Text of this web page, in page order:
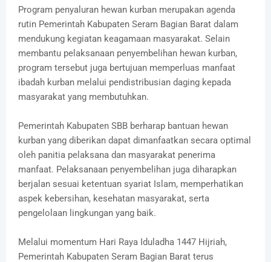
Program penyaluran hewan kurban merupakan agenda
rutin Pemerintah Kabupaten Seram Bagian Barat dalam
mendukung kegiatan keagamaan masyarakat. Selain
membantu pelaksanaan penyembelihan hewan kurban,
program tersebut juga bertujuan memperluas manfaat
ibadah kurban melalui pendistribusian daging kepada
masyarakat yang membutuhkan.
Pemerintah Kabupaten SBB berharap bantuan hewan
kurban yang diberikan dapat dimanfaatkan secara optimal
oleh panitia pelaksana dan masyarakat penerima
manfaat. Pelaksanaan penyembelihan juga diharapkan
berjalan sesuai ketentuan syariat Islam, memperhatikan
aspek kebersihan, kesehatan masyarakat, serta
pengelolaan lingkungan yang baik.
Melalui momentum Hari Raya Iduladha 1447 Hijriah,
Pemerintah Kabupaten Seram Bagian Barat terus